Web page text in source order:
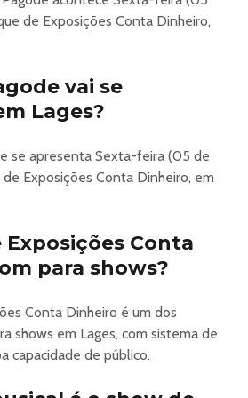
Festival da Serra Catarinense
Lages será palco de mais uma
culturais de Santa Catarina. A
viver dias de tradição, música,
para celebrar mais uma grande
de Exposições Conta Dinheiro,
vai se
Lages?
se apresenta Sexta-feira (05 de
de Exposições Conta Dinheiro, em
Exposições Conta
para shows?
Conta Dinheiro é um dos
shows em Lages, com sistema de
capacidade de público.